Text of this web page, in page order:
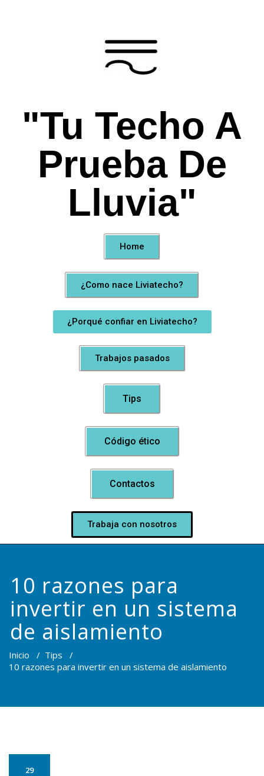
"Tu Techo A
Prueba De
Lluvia"
Home
¿Como nace Liviatecho?
¿Porqué confiar en Liviatecho?
Trabajos pasados
Tips
Código ético
Contactos
Trabaja con nosotros
10 razones para
invertir en un sistema
de aislamiento
Inicio / Tips /
10 razones para invertir en un sistema de aislamiento
29